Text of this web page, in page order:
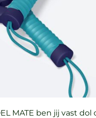
MATE ben jij vast